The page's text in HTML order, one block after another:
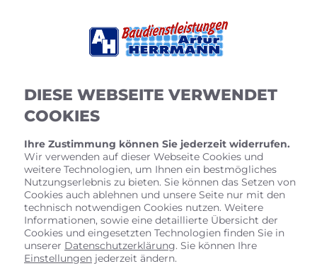
DIESE WEBSEITE VERWENDET
COOKIES
Ihre Zustimmung können Sie jederzeit widerrufen.
Wir verwenden auf dieser Webseite Cookies und
weitere Technologien, um Ihnen ein bestmögliches
Nutzungserlebnis zu bieten. Sie können das Setzen von
Cookies auch ablehnen und unsere Seite nur mit den
technisch notwendigen Cookies nutzen. Weitere
Informationen, sowie eine detaillierte Übersicht der
Cookies und eingesetzten Technologien finden Sie in
unserer Datenschutzerklärung. Sie können Ihre
Einstellungen jederzeit ändern.